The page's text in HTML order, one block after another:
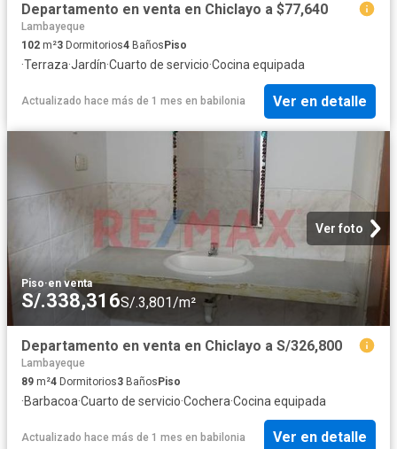
Departamento en venta en Chiclayo a $77,640
Lambayeque
102 m²3 Dormitorios4 Baños Piso
·Terraza·Jardín·Cuarto de servicio·Cocina equipada
Actualizado hace más de 1 mes en babilonia Ver en detalle
Ver foto
Piso·en venta
S/.338,316S/.3,801/m²
Departamento en venta en Chiclayo a S/326,800
Lambayeque
89 m²4 Dormitorios3 BañosPiso
·Barbacoa·Cuarto de servicio·Cochera·Cocina equipada
Actualizado hace más de 1 mes en babilonia Ver en detalle